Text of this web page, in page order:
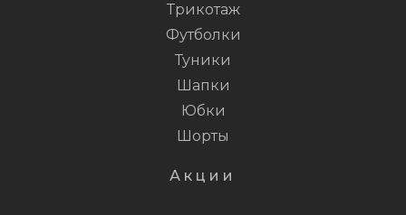
Трикотаж
Футболки
Туники
Шапки
Юбки
Шорты
Акции